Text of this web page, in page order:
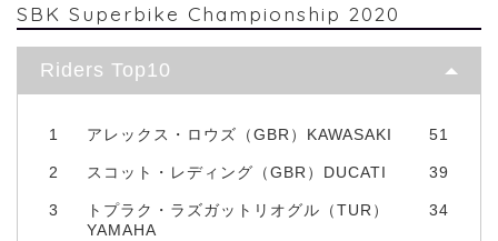
SBK Superbike Championship 2020
Riders Top10
1 アレックス・ロウズ（GBR）KAWASAKI 51
2 スコット・レディング（GBR）DUCATI 39
3
トプラク・ラズガットリオグル（TUR）
YAMAHA
34